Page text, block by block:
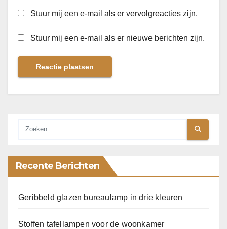
Stuur mij een e-mail als er vervolgreacties zijn.
Stuur mij een e-mail als er nieuwe berichten zijn.
Recente Berichten
Geribbeld glazen bureaulamp in drie kleuren
Stoffen tafellampen voor de woonkamer